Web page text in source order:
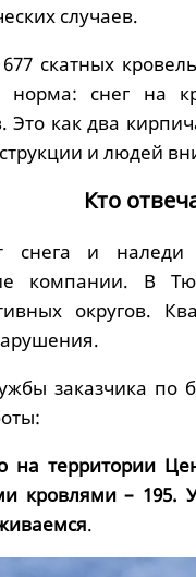
случаев.
скатных
норма: снег на
Это как два
и людей
Кто
снега и наледи
компании. В
округов.
заказчика по
на территории
кровлями – 195.
.